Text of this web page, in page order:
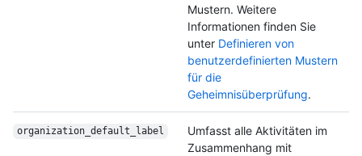
Mustern. Weitere
Informationen finden Sie
unter Definieren von
benutzerdefinierten Mustern
für die
Geheimnisüberprüfung.
organization_ default_label
Umfasst alle Aktivitäten im
Zusammenhang mit